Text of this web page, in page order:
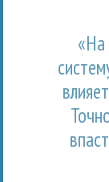
«На